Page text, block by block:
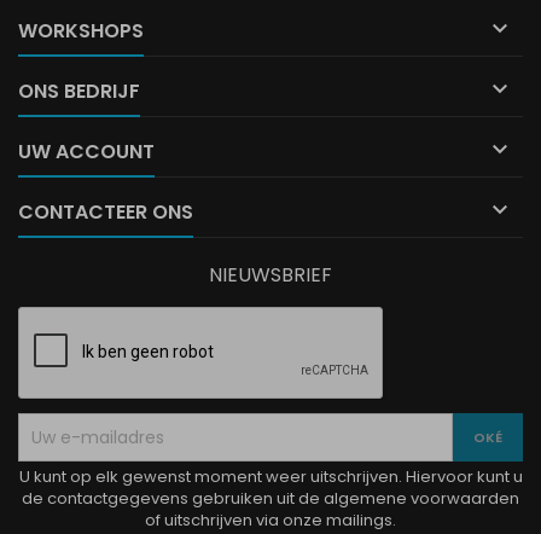
WORKSHOPS 
ONS BEDRIJF 
UW ACCOUNT 
CONTACTEER ONS 
NIEUWSBRIEF
U kunt op elk gewenst moment weer uitschrijven. Hiervoor kunt u
de contactgegevens gebruiken uit de algemene voorwaarden
of uitschrijven via onze mailings.